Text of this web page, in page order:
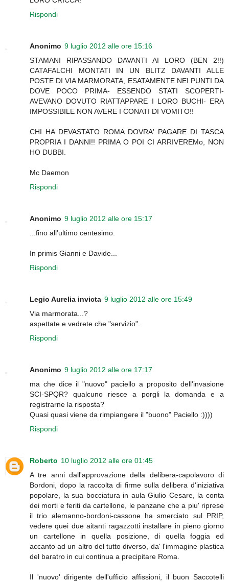
Rispondi
Anonimo 9 luglio 2012 alle ore 15:16
STAMANI RIPASSANDO DAVANTI AI LORO (BEN 2!!)
CATAFALCHI MONTATI IN UN BLITZ DAVANTI ALLE
POSTE DI VIA MARMORATA, ESATAMENTE NEI PUNTI DA
DOVE POCO PRIMA- ESSENDO STATI SCOPERTI-
AVEVANO DOVUTO RIATTAPPARE I LORO BUCHI- ERA
IMPOSSIBILE NON AVERE I CONATI DI VOMITO!!
CHI HA DEVASTATO ROMA DOVRA' PAGARE DI TASCA
PROPRIA I DANNI!! PRIMA O POI CI ARRIVEREMo, NON
HO DUBBI.
Mc Daemon
Rispondi
Anonimo 9 luglio 2012 alle ore 15:17
...fino all'ultimo centesimo.
In primis Gianni e Davide...
Rispondi
Legio Aurelia invicta 9 luglio 2012 alle ore 15:49
Via marmorata...?
aspettate e vedrete che "servizio".
Rispondi
Anonimo 9 luglio 2012 alle ore 17:17
ma che dice il "nuovo" paciello a proposito dell'invasione
SCI-SPQR? qualcuno riesce a porgli la domanda e a
registrarne la risposta?
Quasi quasi viene da rimpiangere il "buono" Paciello :))))
Rispondi
Roberto 10 luglio 2012 alle ore 01:45
A tre anni dall'approvazione della delibera-capolavoro di
Bordoni, dopo la raccolta di firme sulla delibera d'iniziativa
popolare, la sua bocciatura in aula Giulio Cesare, la conta
dei morti e feriti da cartellone, le panzane che a piu' riprese
il trio alemanno-bordoni-cassone ha smerciato sul PRIP,
vedere quei due aitanti ragazzotti installare in pieno giorno
un cartellone in quella posizione, di quella foggia ed
accanto ad un altro del tutto diverso, da' l'immagine plastica
del baratro in cui continua a precipitare Roma.
Il 'nuovo' dirigente dell'ufficio affissioni, il buon Saccotelli